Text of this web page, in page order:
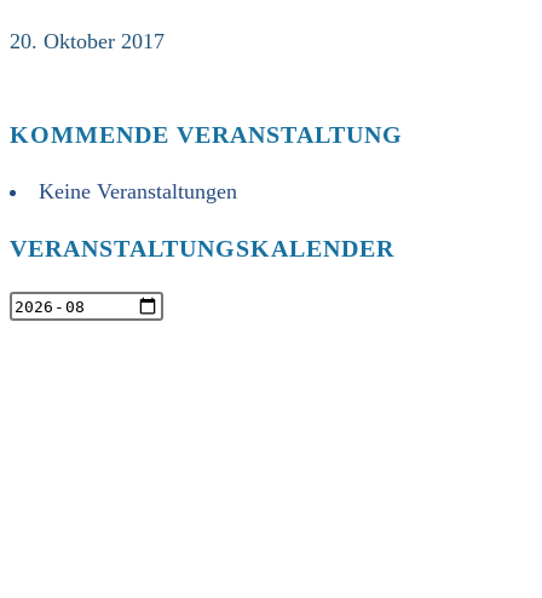
20. Oktober 2017
KOMMENDE VERANSTALTUNG
Keine Veranstaltungen
VERANSTALTUNGSKALENDER